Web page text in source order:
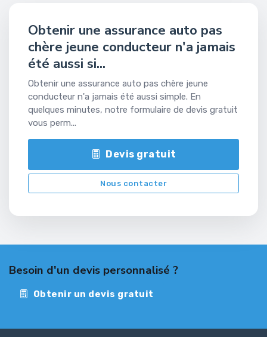
Obtenir une assurance auto pas
chère jeune conducteur n'a jamais
été aussi si...
Obtenir une assurance auto pas chère jeune
conducteur n'a jamais été aussi simple. En
quelques minutes, notre formulaire de devis gratuit
vous perm...
Devis gratuit
Nous contacter
Besoin d'un devis personnalisé ?
Obtenir un devis gratuit